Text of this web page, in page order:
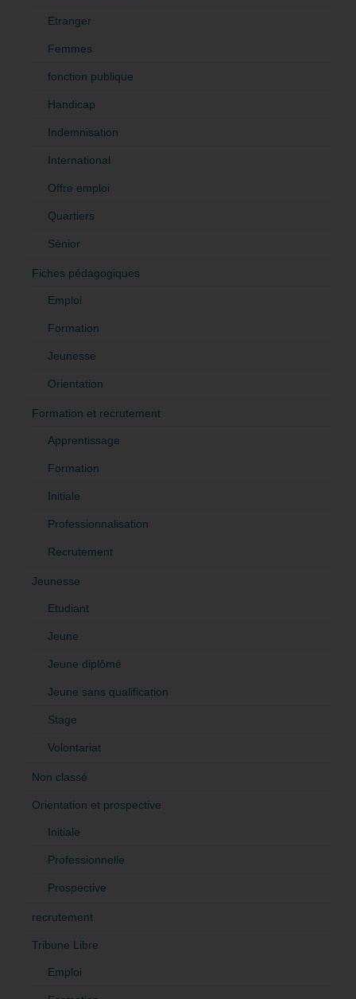
Etranger
Femmes
fonction publique
Handicap
Indemnisation
International
Offre emploi
Quartiers
Sénior
Fiches pédagogiques
Emploi
Formation
Jeunesse
Orientation
Formation et recrutement
Apprentissage
Formation
Initiale
Professionnalisation
Recrutement
Jeunesse
Etudiant
Jeune
Jeune diplômé
Jeune sans qualification
Stage
Volontariat
Non classé
Orientation et prospective
Initiale
Professionnelle
Prospective
recrutement
Tribune Libre
Emploi